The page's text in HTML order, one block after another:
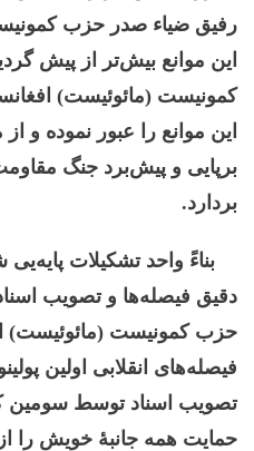
رفیق ضیاء صدر حزب
این موانع بیش‌تر از پیش
کمونیست (مائوئیست)
این موانع را عبور نموده و
برپایی و پیش‌برد جنگ
بردارد.
بناءً واحد تشکیلات پایه‌یی
دقیق فیصله‌ها و تصویب
حزب کمونیست (مائوئیست)
فیصله‌های انقلابی اولین
تصویب اسناد توسط
حمایت همه جانبۀ خویش را از